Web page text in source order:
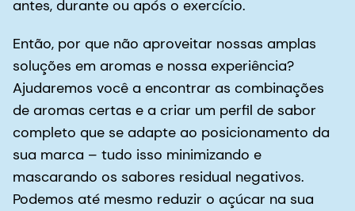
sua marca – tudo isso minimizando e
mascarando os sabores residual negativos.
Podemos até mesmo reduzir o açúcar na sua
formulação, ao mesmo tempo em que
recuperamos a textura na boca. Além disso,
garantimos que você mantenha essas excelentes
qualidades sensoriais durante todo o prazo de
validade do produto.